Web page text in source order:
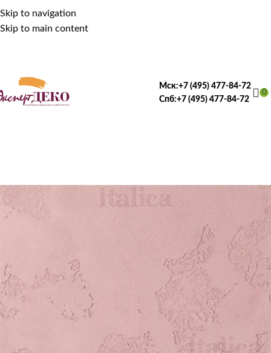
Skip to navigation
Skip to main content
Мск:+7 (495) 477-84-72
Спб:+7 (495) 477-84-72
0